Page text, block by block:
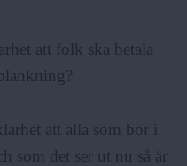
att folk ska betala
att alla som bor i
som det ser ut nu så är